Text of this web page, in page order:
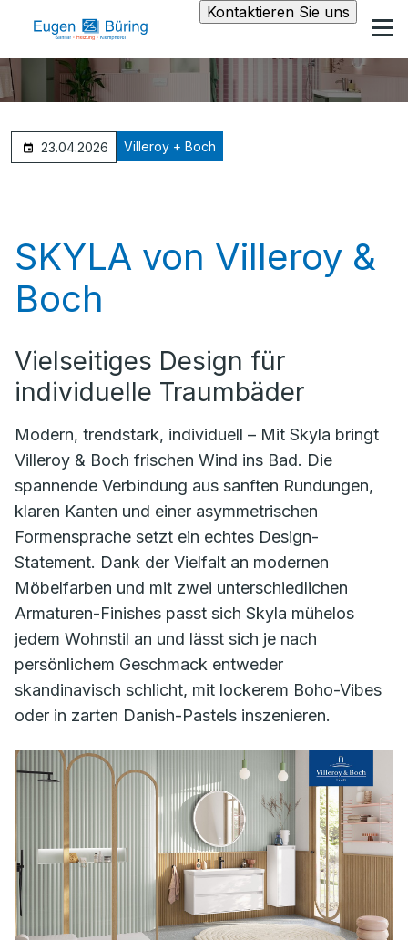
Kontaktieren Sie uns
23.04.2026 Villeroy + Boch
SKYLA von Villeroy &
Boch
Vielseitiges Design für
individuelle Traumbäder
Modern, trendstark, individuell – Mit Skyla bringt
Villeroy & Boch frischen Wind ins Bad. Die
spannende Verbindung aus sanften Rundungen,
klaren Kanten und einer asymmetrischen
Formensprache setzt ein echtes Design-
Statement. Dank der Vielfalt an modernen
Möbelfarben und mit zwei unterschiedlichen
Armaturen-Finishes passt sich Skyla mühelos
jedem Wohnstil an und lässt sich je nach
persönlichem Geschmack entweder
skandinavisch schlicht, mit lockerem Boho-Vibes
oder in zarten Danish-Pastels inszenieren.